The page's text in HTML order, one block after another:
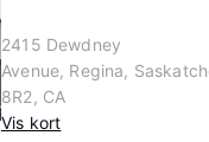
2415 Dewdney
Avenue, Regina,
8R2, CA
Vis kort